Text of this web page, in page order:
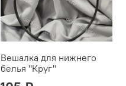
Вешалка для нижнего
белья "Круг"